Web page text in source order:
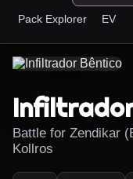
Pack Explorer EV
Battle for Zendikar
Kollros